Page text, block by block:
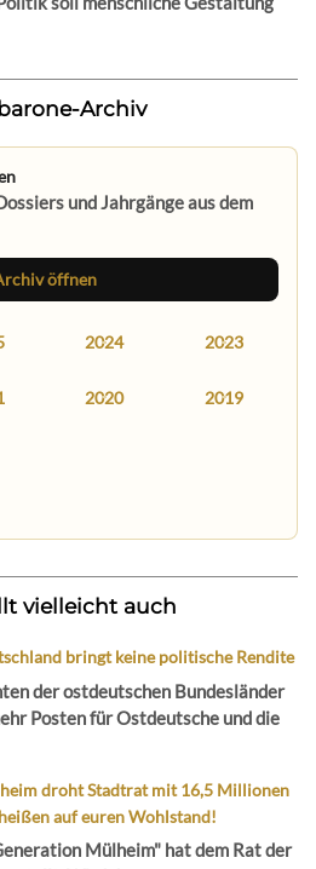
Archiv
und Jahrgänge aus dem
öffnen
2024 2023
2020 2019
vielleicht auch
bringt keine politische Rendite
der ostdeutschen Bundesländer
Posten für Ostdeutsche und die
droht Stadtrat mit 16,5 Millionen
auf euren Wohlstand!
Mülheim" hat dem Rat der